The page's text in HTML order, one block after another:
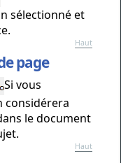
sélectionné et
Haut
page
Si vous
considérera
le document
Haut